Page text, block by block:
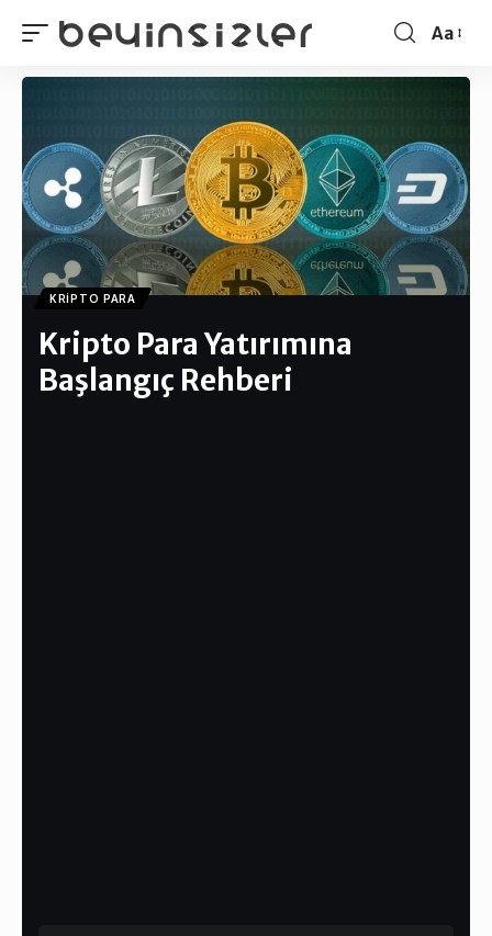
Aa
KRIPTO PARA
Kripto Para Yatırımına
Başlangıç Rehberi